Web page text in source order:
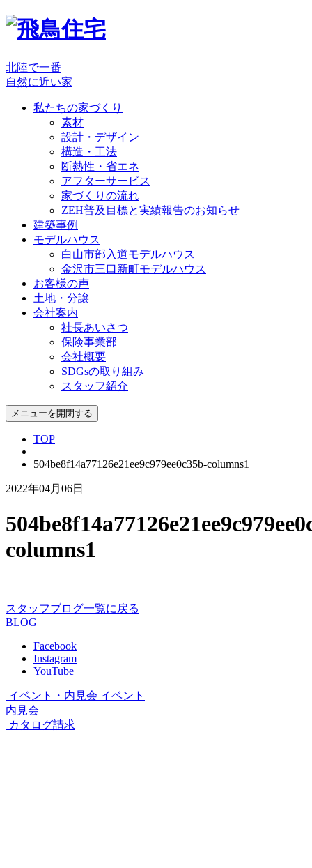
北陸で一番
自然に近い家
私たちの家づくり
素材
設計・デザイン
構造・工法
断熱性・省エネ
アフターサービス
家づくりの流れ
ZEH普及目標と実績報告のお知らせ
建築事例
モデルハウス
白山市部入道モデルハウス
金沢市三口新町モデルハウス
お客様の声
土地・分譲
会社案内
社長あいさつ
保険事業部
会社概要
SDGsの取り組み
スタッフ紹介
メニューを開閉する
TOP
504be8f14a77126e21ee9c979ee0c35b-columns1
2022年04月06日
columns1
スタッフブログ一覧に戻る
BLOG
Facebook
Instagram
YouTube
イベント・内見会 イベント
内見会
カタログ請求